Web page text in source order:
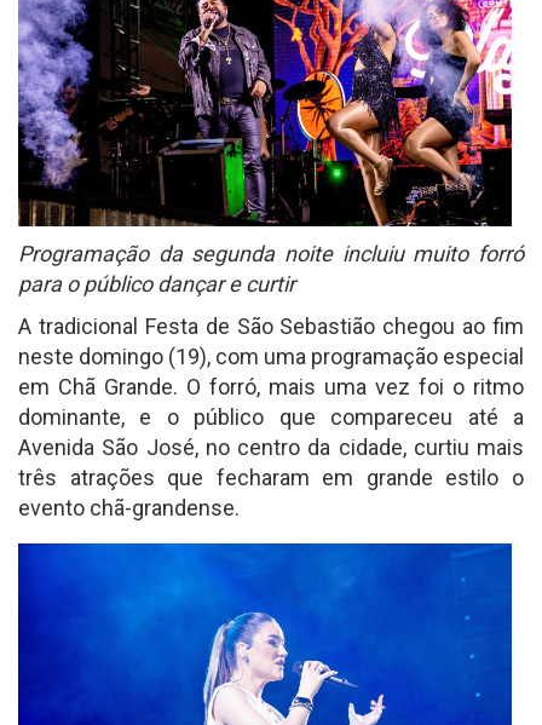
Programação da segunda noite incluiu muito forró
para o público dançar e curtir
A tradicional Festa de São Sebastião chegou ao fim
neste domingo (19), com uma programação especial
em Chã Grande. O forró, mais uma vez foi o ritmo
dominante, e o público que compareceu até a
Avenida São José, no centro da cidade, curtiu mais
três atrações que fecharam em grande estilo o
evento chã-grandense.